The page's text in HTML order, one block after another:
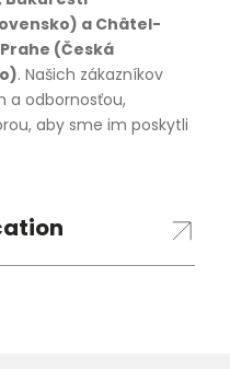
a Châtel-
(Česká
. Našich zákazníkov
a odbornosťou,
aby sme im poskytli